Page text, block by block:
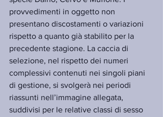
provvedimenti in oggetto non
presentano discostamenti o variazioni
rispetto a quanto già stabilito per la
precedente stagione. La caccia di
selezione, nel rispetto dei numeri
complessivi contenuti nei singoli piani
di gestione, si svolgerà nei periodi
riassunti nell’immagine allegata,
suddivisi per le relative classi di sesso